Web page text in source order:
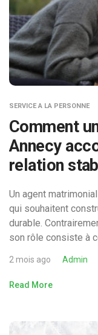
SERVICE A LA PERSONNE
Comment
Annecy
relation
Un agent
qui souhaitent
durable.
son rôle consiste à
2 mois ago Admin
Read More